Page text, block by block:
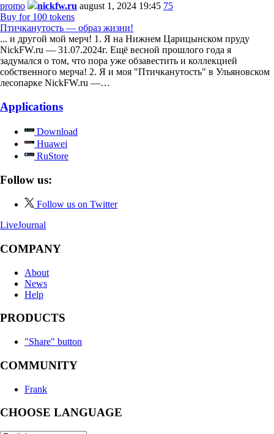
promo nickfw.ru august 1, 2024 19:45 75
Buy for 100 tokens
Птичканутость — образ жизни!
... и другой мой мерч! 1. Я на Нижнем Царицынском пруду
NickFW.ru — 31.07.2024г. Ещё весной прошлого года я
задумался о том, что пора уже обзавестить и коллекцией
собственного мерча! 2. Я и моя "Птичканутость" в Ульяновском
лесопарке NickFW.ru —…
Applications
Download
Huawei
RuStore
Follow us:
Follow us on Twitter
LiveJournal
COMPANY
About
News
Help
PRODUCTS
"Share" button
COMMUNITY
Frank
CHOOSE LANGUAGE